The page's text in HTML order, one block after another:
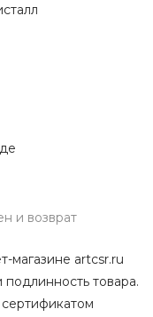
и возврат
магазине artcsr.ru
товара.